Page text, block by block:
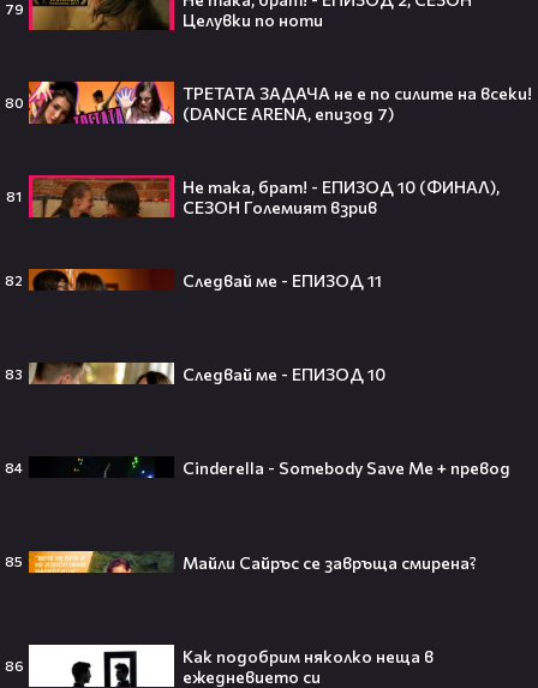
79
Целувки по ноти
80
ТРЕТАТА ЗАДАЧА не е по силите на всеки!
(DANCE ARENA, епизод 7)
81
Не така, брат! - ЕПИЗОД 10 (ФИНАЛ),
СЕЗОН Големият взрив
82 Следвай ме - ЕПИЗОД 11
83 Следвай ме - ЕПИЗОД 10
84 Cinderella - Somebody Save Me + превод
85 Майли Сайръс се завръща смирена?
86
Как подобрим няколко неща в
ежедневието си
Открития на нацистите, откраднати
00:39
19-годишна заби колата си в стълб в
Тийнейджър почти спечели над
официално е собственост на
който трябва да спази, иначе
никога няма да се случи.😯💥